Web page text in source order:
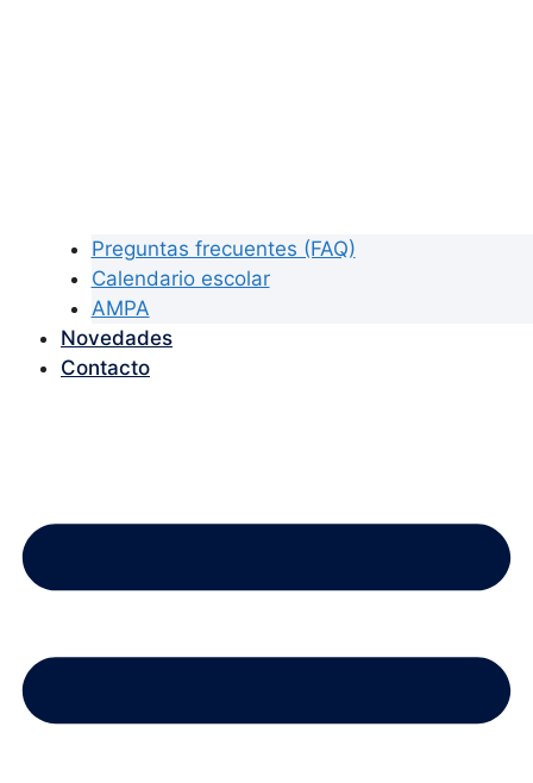
Preguntas frecuentes (FAQ)
Calendario escolar
AMPA
Novedades
Contacto